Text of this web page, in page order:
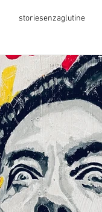
storiesenzaglutine